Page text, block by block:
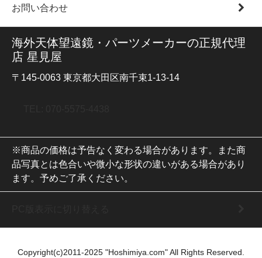
お問い合わせ
海外天体望遠鏡・パーツメーカーの正規代理
店 星見屋
〒145-0063 東京都大田区南千束1-13-14
※商品の価格は予告なく変わる場合があります。また商
品写真とは色合いや微小な形状の違いがある場合があり
ます。予めご了承ください。
Copyright(c)2011-2025 "Hoshimiya.com" All Rights Reserved.